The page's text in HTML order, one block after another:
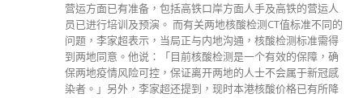
营运方面已有准备，包括高铁口岸方面人手及高铁的营运人
员已进行培训及预演。 而有关两地核酸检测CT值标准不同的
问题，李家超表示，当局正与内地沟通，核酸检测标准需得
到两地同意。他说：「目前核酸检测是一个有效的保障，确
保两地疫情风险可控，保证离开两地的人士不会属于新冠感
染者。」另外，李家超还提到，现时本港核酸价格已有所降